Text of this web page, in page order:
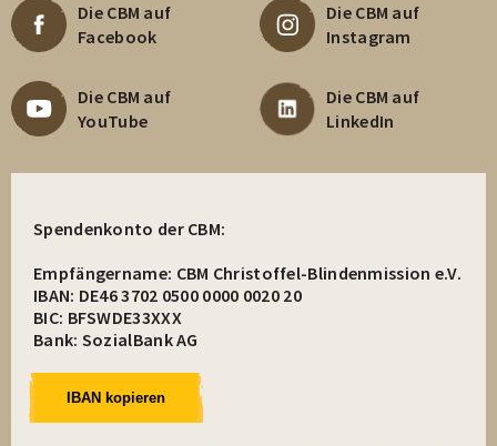
Die CBM auf
Facebook
Die CBM auf
Instagram
Die CBM auf
YouTube
Die CBM auf
LinkedIn
Spendenkonto der CBM:
Empfängername: CBM Christoffel-Blindenmission e.V.
IBAN: DE46 3702 0500 0000 0020 20
BIC: BFSWDE33XXX
Bank: SozialBank AG
IBAN kopieren